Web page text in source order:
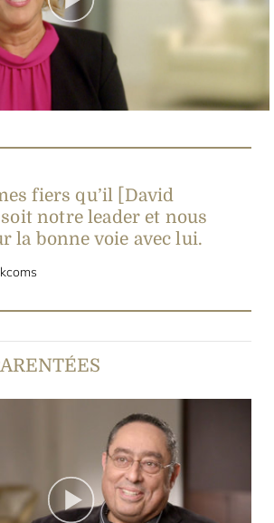
Play
Video
fiers qu’il [David
notre leader et nous
la bonne voie avec lui.